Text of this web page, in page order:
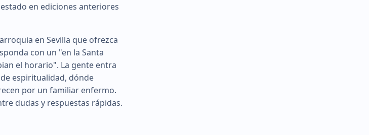
en ediciones anteriores
en Sevilla que ofrezca
con un "en la Santa
el horario". La gente entra
espiritualidad, dónde
por un familiar enfermo.
dudas y respuestas rápidas.